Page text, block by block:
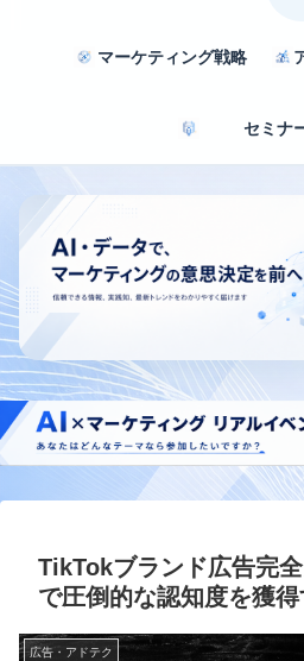
マーケティング戦略
セミナ
TikTokブランド広告完
で圧倒的な認知度を獲
広告・アドテク